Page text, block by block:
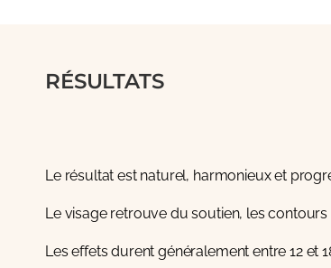
RÉSULTATS
Le résultat est naturel, harmonieux et
Le visage retrouve du soutien, les
Les effets durent généralement entre12 et